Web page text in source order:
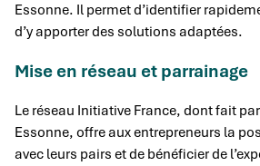
Essonne. Il permet d’identifier
d’y apporter des solutions adaptées.
Mise en réseau et parrainage
Le réseau Initiative France, dont fait
Essonne, offre aux entrepreneurs la
avec leurs pairs et de bénéficier de